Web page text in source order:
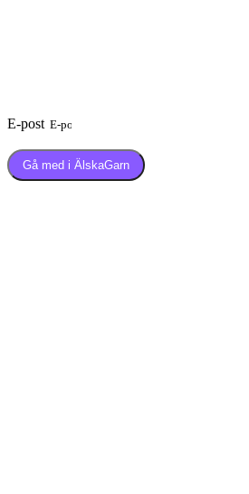
E-post
Gå med i ÄlskaGarn